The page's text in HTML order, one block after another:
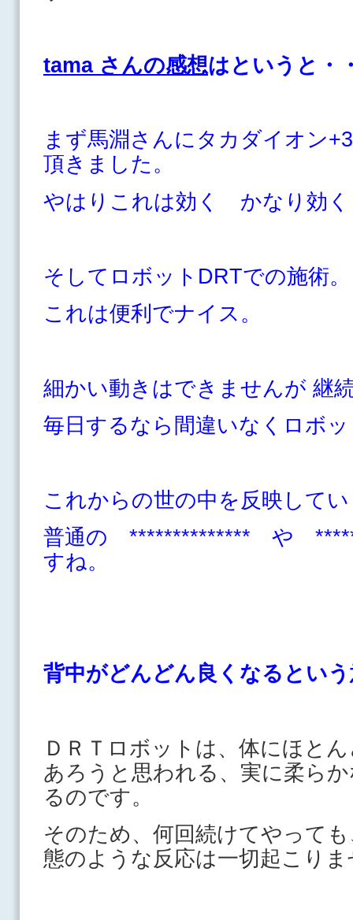
tama さんの感想はというと・
まず馬淵さんにタカダイオン
頂きました。
やはりこれは効く かなり効
そしてロボットDRTでの施術。
これは便利でナイス。
細かい動きはできませんが 継
毎日するなら間違いなくロボ
これからの世の中を反映して
普通の ************** や
すね。
背中がどんどん良くなるとい
ＤＲＴロボットは、体にほと
あろうと思われる、実に柔ら
るのです。
そのため、何回続けてやって
態のような反応は一切起こり